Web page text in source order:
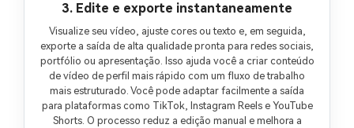
3. Edite e exporte instantaneamente
Visualize seu vídeo, ajuste cores ou texto e, em seguida,
exporte a saída de alta qualidade pronta para redes sociais,
portfólio ou apresentação. Isso ajuda você a criar conteúdo
de vídeo de perfil mais rápido com um fluxo de trabalho
mais estruturado. Você pode adaptar facilmente a saída
para plataformas como TikTok, Instagram Reels e YouTube
Shorts. O processo reduz a edição manual e melhora a